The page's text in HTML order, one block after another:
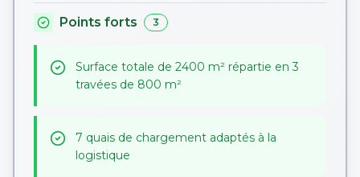
Points forts 3
Surface totale de 2400 m² répartie en 3
travées de 800 m²
7 quais de chargement adaptés à la
logistique